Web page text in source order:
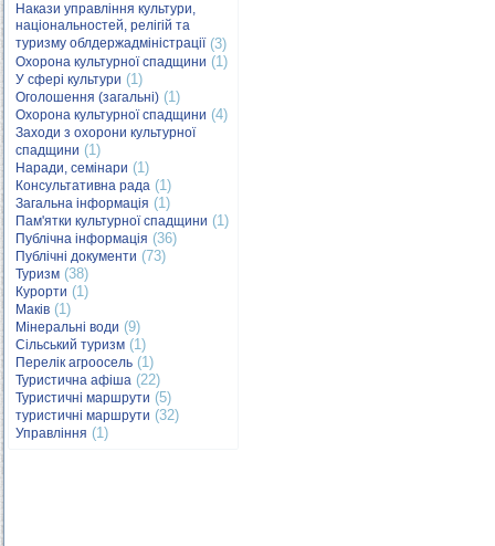
Накази управління культури,
національностей, релігій та
туризму облдержадміністрації(3)
Охорона культурної спадщини (1)
У сфері культури (1)
Оголошення (загальні) (1)
Охорона культурної спадщини (4)
Заходи з охорони культурної
спадщини (1)
Наради, семінари (1)
Консультативна рада (1)
Загальна інформація (1)
Пам'ятки культурної спадщини (1)
Публічна інформація (36)
Публічні документи (73)
Туризм (38)
Курорти (1)
Маків (1)
Мінеральні води (9)
Сільський туризм (1)
Перелік агроосель (1)
Туристична афіша (22)
Туристичні маршрути (5)
туристичні маршрути (32)
Управління (1)